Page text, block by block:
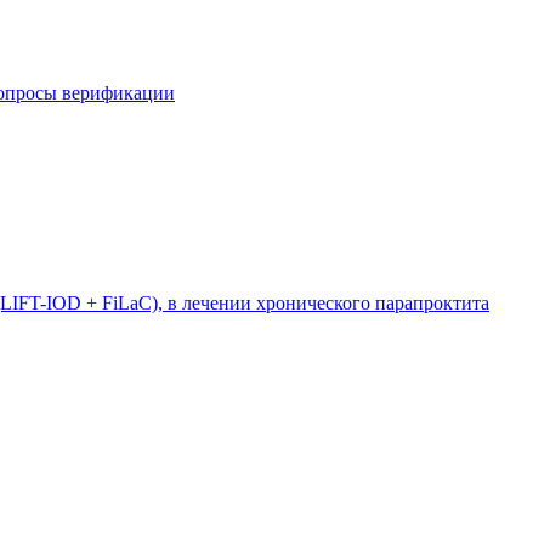
верификации
IOD + FiLaC), в лечении хронического парапроктита